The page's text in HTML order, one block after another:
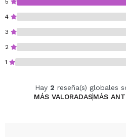
Red Marachino - Sutil tinte
Aplícalo solo para un look
capas sobre tu color de labios
tono único.
Para obtener mejores
5
4
3
2
1
Hay 2 reseña(s) globales
MÁS VALORADASMÁS